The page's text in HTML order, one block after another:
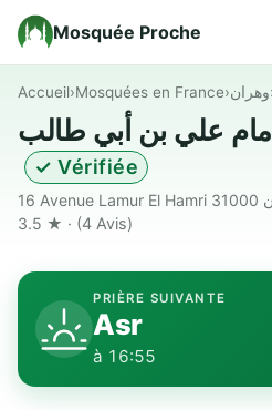
Mosquée Proche
Accueil›Mosquées en France›وهران
علي بن أبي طالب
✓ Vérifiée
16 Avenue Lamur El Hamri 31000 وهران Algeria · وهران (31000)
(4 Avis)
PRIÈRE SUIVANTE
Asr
à 16:55